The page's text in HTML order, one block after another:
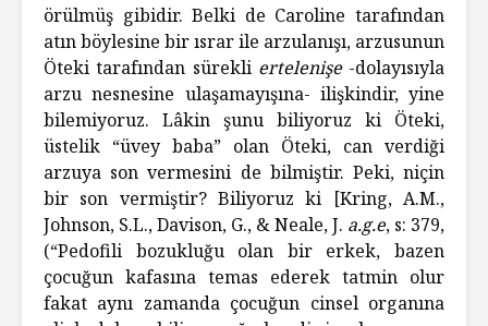
örülmüş gibidir. Belki de Caroline tarafından
atın böylesine bir ısrar ile arzulanışı, arzusunun
Öteki tarafından sürekli ertelenişe -dolayısıyla
arzu nesnesine ulaşamayışına- ilişkindir, yine
bilemiyoruz. Lâkin şunu biliyoruz ki Öteki,
üstelik “üvey baba” olan Öteki, can verdiği
arzuya son vermesini de bilmiştir. Peki, niçin
bir son vermiştir? Biliyoruz ki [Kring, A.M.,
Johnson, S.L., Davison, G., & Neale, J. a.g.e, s: 379,
(“Pedofili bozukluğu olan bir erkek, bazen
çocuğun kafasına temas ederek tatmin olur
fakat aynı zamanda çocuğun cinsel organına